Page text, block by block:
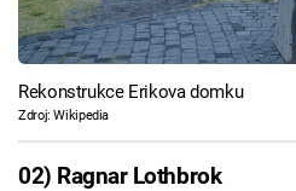
Rekonstrukce Erikova domku
Zdroj: Wikipedia
02) Ragnar Lothbrok